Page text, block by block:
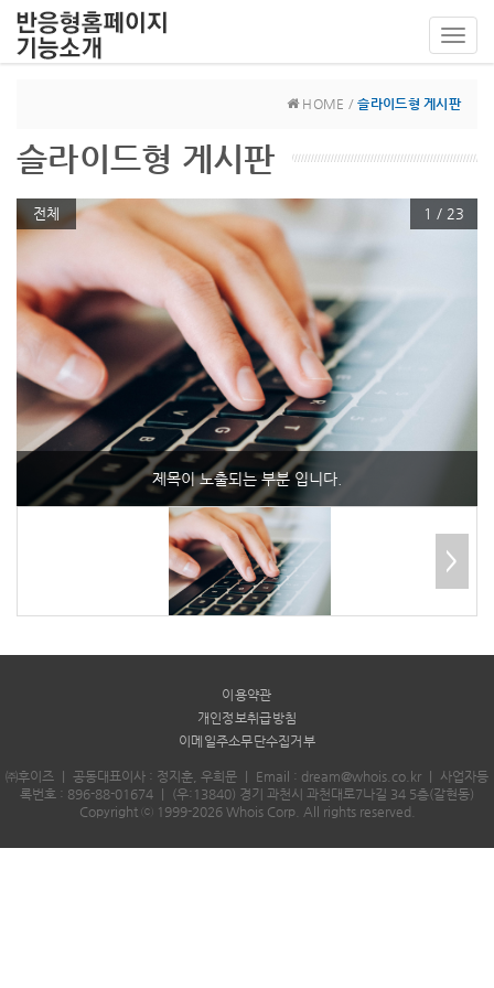
HOME /슬라이드형 게시판
슬라이드형 게시판
전체 1 / 23
제목이 노출되는 부분 입니다.
>
이용약관
개인정보취급방침
이메일주소무단수집거부
㈜후이즈 ｜ 공동대표이사 : 정지훈, 우희문 ｜ Email : dream@whois.co.kr ｜ 사업자등
록번호 : 896-88-01674 ｜ (우:13840) 경기 과천시 과천대로7나길 34 5층(갈현동)
Copyright ⓒ 1999-2026 Whois Corp. All rights reserved.